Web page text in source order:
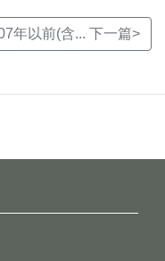
年以前(含... 下一篇>